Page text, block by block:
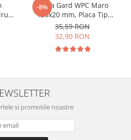
-8%
Sipca Gard WPC Maro
150x20 mm, Placa Tip
Scandura Lemn Compozit 1
ml
35,59 RON
32,90 RON
si promotiile noastre